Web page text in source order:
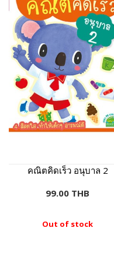
คณิตคิดเร็ว อนุบาล 2
99.00 THB
Out of stock